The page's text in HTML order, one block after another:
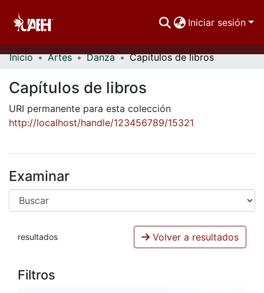
Iniciar sesión
Buscar Por
Estadísticas
Inicio Artes Danza Capítulos de libros
Capítulos de libros
URI permanente para esta colección
http://localhost/handle/123456789/15321
Examinar
resultados Volver a resultados
Filtros